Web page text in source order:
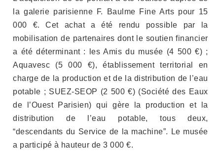
la galerie parisienne F. Baulme Fine Arts pour 15
000 €. Cet achat a été rendu possible par la
mobilisation de partenaires dont le soutien financier
a été déterminant : les Amis du musée (4 500 €) ;
Aquavesc (5 000 €), établissement territorial en
charge de la production et de la distribution de l’eau
potable ; SUEZ-SEOP (2 500 €) (Société des Eaux
de l’Ouest Parisien) qui gère la production et la
distribution de l’eau potable, tous deux,
“descendants du Service de la machine”. Le musée
a participé à hauteur de 3 000 €.